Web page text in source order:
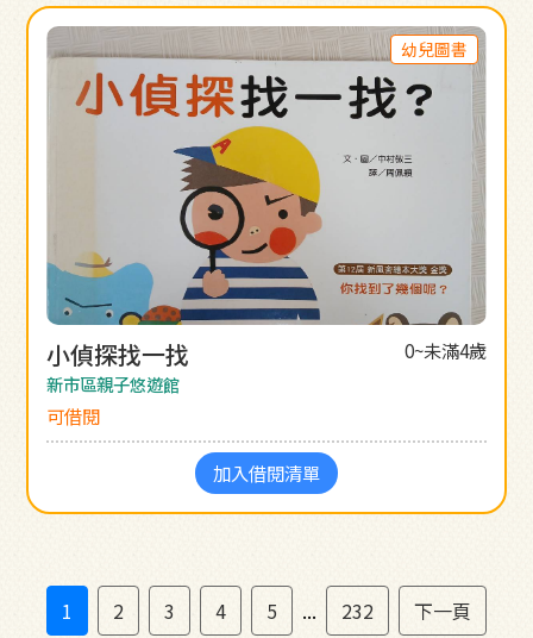
幼兒圖書
小偵探找一找 0~未滿4歲
新市區親子悠遊館
可借閱
加入借閱清單
1 2 3 4 5 ... 232 下一頁